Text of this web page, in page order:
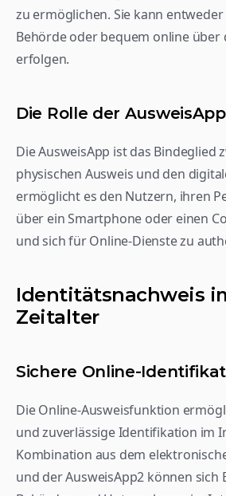
zu ermöglichen. Sie kann
Behörde oder bequem online über
erfolgen.
Die Rolle der AusweisApp
Die AusweisApp ist das Bindeglied
physischen Ausweis und den
ermöglicht es den Nutzern, ihren
über ein Smartphone oder einen
und sich für Online-Dienste zu
Identitätsnachweis
Zeitalter
Sichere Online-
Die Online-Ausweisfunktion
und zuverlässige Identifikation im
Kombination aus dem
und der AusweisApp2 können